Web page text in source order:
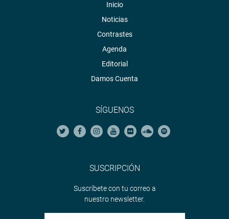
Inicio
Noticias
Contrastes
Agenda
Editorial
Damos Cuenta
SÍGUENOS
SUSCRIPCIÓN
Suscríbete con tu correo a
nuestro newsletter.